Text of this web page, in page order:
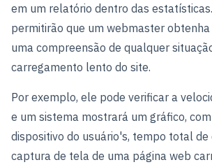
em um relatório dentro das
permitirão que um webmaster
uma compreensão de qualquer
carregamento lento do site.
Por exemplo, ele pode verificar a
e um sistema mostrará um gráfico,
dispositivo do usuário's, tempo total de
captura de tela de uma página web